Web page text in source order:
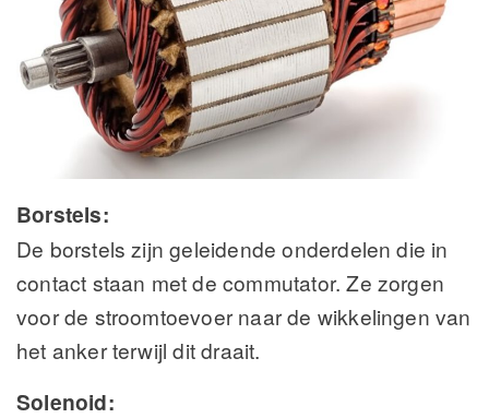
Borstels:
De borstels zijn geleidende onderdelen die in
contact staan met de commutator. Ze zorgen
voor de stroomtoevoer naar de wikkelingen van
het anker terwijl dit draait.
Solenoid: